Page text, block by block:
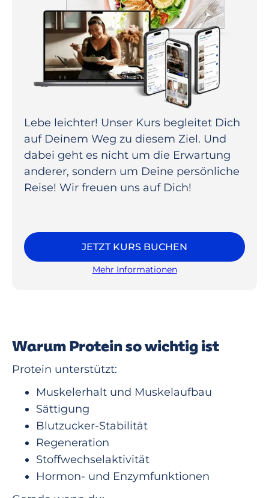
Lebe leichter! Unser Kurs begleitet Dich
auf Deinem Weg zu diesem Ziel. Und
dabei geht es nicht um die Erwartung
anderer, sondern um Deine persönliche
Reise! Wir freuen uns auf Dich!
JETZT KURS BUCHEN
Mehr Informationen
Warum Protein so wichtig ist
Protein unterstützt:
Muskelerhalt und Muskelaufbau
Sättigung
Blutzucker-Stabilität
Regeneration
Stoffwechselaktivität
Hormon- und Enzymfunktionen